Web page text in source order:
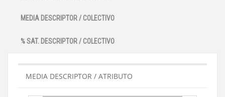
MEDIA DESCRIPTOR / COLECTIVO
% SAT. DESCRIPTOR / COLECTIVO
MEDIA DESCRIPTOR / ATRIBUTO